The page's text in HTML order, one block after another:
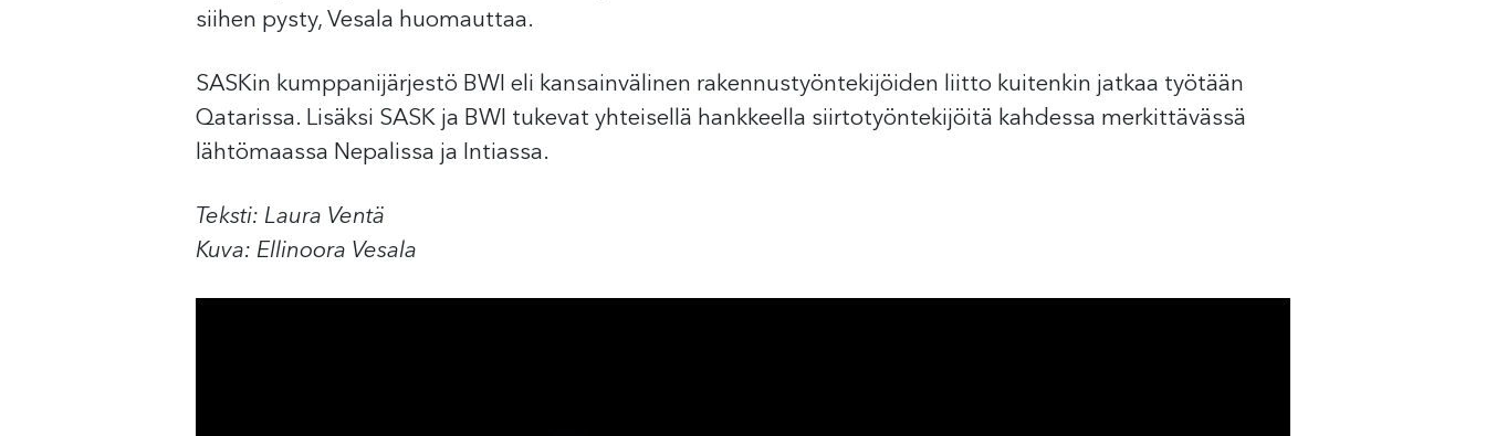
siihen pysty, Vesala huomauttaa.
SASKin kumppanijärjestö BWI eli kansainvälinen rakennustyöntekijöiden liitto kuitenkin jatkaa työtään
Qatarissa. Lisäksi SASK ja BWI tukevat yhteisellä hankkeella siirtotyöntekijöitä kahdessa merkittävässä
lähtömaassa Nepalissa ja Intiassa.
Teksti: Laura Ventä
Kuva: Ellinoora Vesala